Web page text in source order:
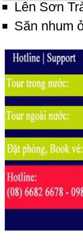
Lên Sơn
Săn nhum